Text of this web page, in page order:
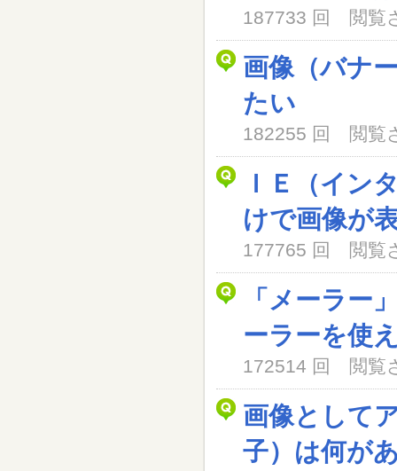
187733 回 閲覧
画像（バナ
たい
182255 回 閲覧
ＩＥ（イン
けで画像が
177765 回 閲覧
「メーラー
ーラーを使
172514 回 閲覧
画像として
子）は何が